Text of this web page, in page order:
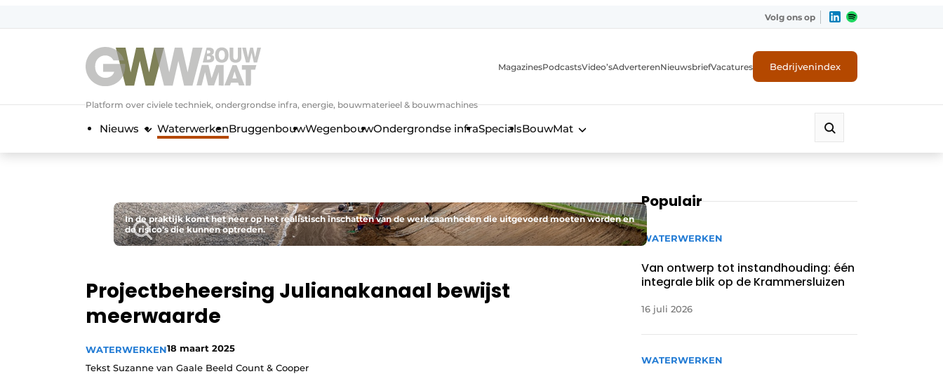
Volg ons op
Platform over civiele techniek, ondergrondse infra, energie, bouwmaterieel & bouwmachines
MagazinesPodcastsVideo’sAdverterenNieuwsbriefVacatures Bedrijvenindex
Nieuws WaterwerkenBruggenbouwWegenbouwOndergrondse infraSpecialsBouwMat
In de praktijk komt het neer op het realistisch inschatten van de werkzaamheden die uitgevoerd moeten worden en
de risico’s die kunnen optreden.
Projectbeheersing Julianakanaal bewijst
meerwaarde
WATERWERKEN18 maart 2025
Tekst Suzanne van Gaale Beeld Count & Cooper
Populair
WATERWERKEN
Van ontwerp tot instandhouding: één
integrale blik op de Krammersluizen
16 juli 2026
WATERWERKEN